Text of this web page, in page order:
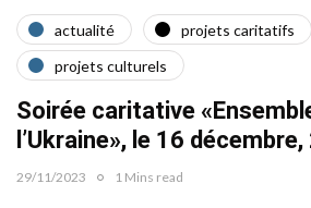
actualité
projets caritatifs
projets culturels
Soirée caritative
l’Ukraine», le 16
29/11/2023 1 Mins read